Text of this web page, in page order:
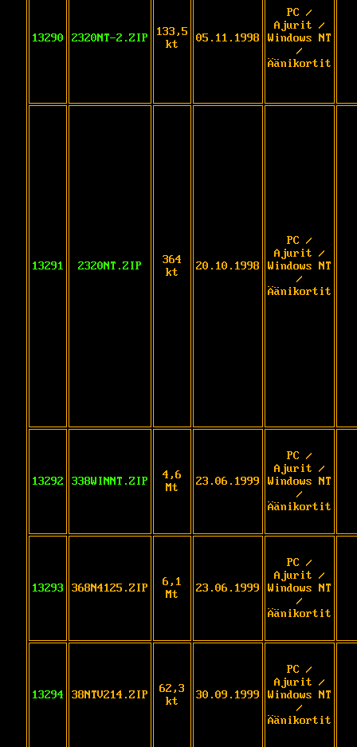
13290 2320NT-2.ZIP
133,5
kt
05.11.1998
PC /
Ajurit /
Windows NT
/
Äänikortit
13291 2320NT.ZIP
364
kt
20.10.1998
PC /
Ajurit /
Windows NT
/
Äänikortit
13292 338WINNT.ZIP
4,6
Mt
23.06.1999
PC /
Ajurit /
Windows NT
/
Äänikortit
13293 368N4125.ZIP
6,1
Mt
23.06.1999
PC /
Ajurit /
Windows NT
/
Äänikortit
13294 38NTV214.ZIP
62,3
kt
30.09.1999
PC /
Ajurit /
Windows NT
/
Äänikortit